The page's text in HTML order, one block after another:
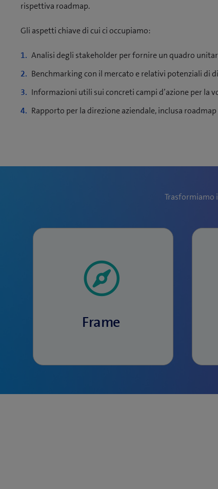
rispettiva roadmap.
Gli aspetti chiave di cui ci occupiamo:
Analisi degli stakeholder per fornire un quadro
Benchmarking con il mercato e relativi potenziali di
Informazioni utili sui concreti campi d’azione per la
Rapporto per la direzione aziendale, inclusa
Trasformiamo
Frame
Insieme individuiamo le
vostre sfide in fatto di
deisgn e giungiamo a una
visione comune.